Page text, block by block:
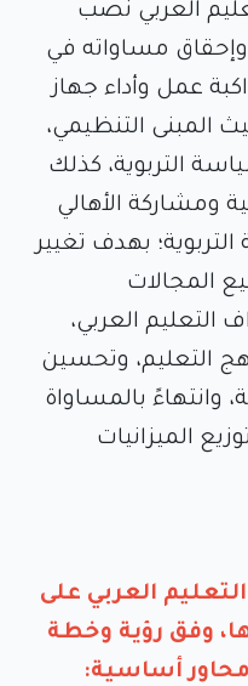
العربي نصب
وإحقاق مساواته في
عمل وأداء جهاز
المبنى التنظيمي،
التربوية، كذلك
ومشاركة الأهالي
بهدف تغيير
المجالات
التعليم العربي،
التعليم، وتحسين
وانتهاءً بالمساواة
الميزانيات
العربي على
وفق رؤية وخطة
محاور أساسية: